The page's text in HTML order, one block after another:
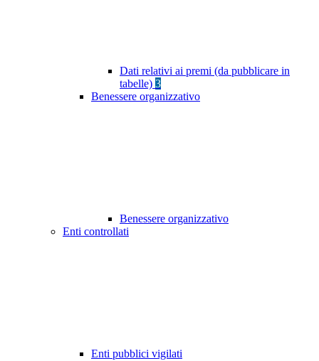
Dati relativi ai premi (da pubblicare in
tabelle) 3
Benessere organizzativo
Benessere organizzativo
Enti controllati
Enti pubblici vigilati